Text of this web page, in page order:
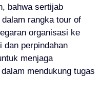
bahwa sertijab
rangka tour of
organisasi ke
dan perpindahan
menjaga
mendukung tugas